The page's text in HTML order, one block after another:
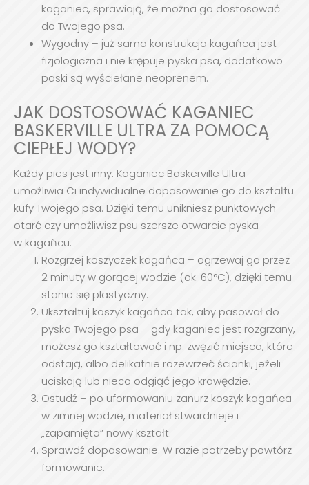
kaganiec, sprawiają, że można go dostosować
do Twojego psa.
Wygodny – już sama konstrukcja kagańca jest
fizjologiczna i nie krępuje pyska psa, dodatkowo
paski są wyściełane neoprenem.
JAK DOSTOSOWAĆ KAGANIEC
BASKERVILLE ULTRA ZA POMOCĄ
CIEPŁEJ WODY?
Każdy pies jest inny. Kaganiec Baskerville Ultra
umożliwia Ci indywidualne dopasowanie go do kształtu
kufy Twojego psa. Dzięki temu unikniesz punktowych
otarć czy umożliwisz psu szersze otwarcie pyska
w kagańcu.
Rozgrzej koszyczek kagańca – ogrzewaj go przez
2 minuty w gorącej wodzie (ok. 60°C), dzięki temu
stanie się plastyczny.
Ukształtuj koszyk kagańca tak, aby pasował do
pyska Twojego psa – gdy kaganiec jest rozgrzany,
możesz go kształtować i np. zwęzić miejsca, które
odstają, albo delikatnie rozewrzeć ścianki, jeżeli
uciskają lub nieco odgiąć jego krawędzie.
Ostudź – po uformowaniu zanurz koszyk kagańca
w zimnej wodzie, materiał stwardnieje i
„zapamięta” nowy kształt.
Sprawdź dopasowanie. W razie potrzeby powtórz
formowanie.